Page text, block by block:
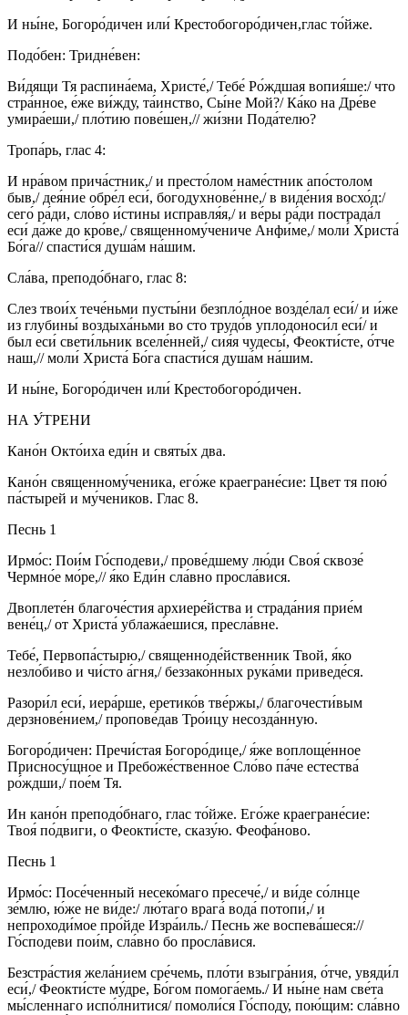
И ны́не, Богоро́дичен или́ Крестобогоро́дичен,глас то́йже.
Подо́бен: Тридне́вен:
Ви́дящи Тя распина́ема, Христе́,/ Тебе́ Ро́ждшая вопия́ше:/ что
стра́нное, е́же ви́жду, та́инство, Сы́не Мой?/ Ка́ко на Дре́ве
умира́еши,/ пло́тию пове́шен,// жи́зни Пода́телю?
Тропа́рь, глас 4:
И нра́вом прича́стник,/ и престо́лом наме́стник апо́столом
быв,/ дея́ние обре́л еси́, богодухнове́нне,/ в виде́ния восхо́д:/
сего́ ра́ди, сло́во и́стины исправля́я,/ и ве́ры ра́ди пострада́л
еси́ да́же до кро́ве,/ священному́чениче Анфи́ме,/ моли́ Христа́
Бо́га// спасти́ся душа́м на́шим.
Сла́ва, преподо́бнаго, глас 8:
Слез твои́х тече́ньми пусты́ни безпло́дное возде́лал еси́/ и и́же
из глубины́ воздыха́ньми во сто трудо́в уплодоноси́л еси́/ и
был еси́ свети́льник вселе́нней,/ сия́я чудесы́, Феокти́сте, о́тче
наш,// моли́ Христа́ Бо́га спасти́ся душа́м на́шим.
И ны́не, Богоро́дичен или́ Крестобогоро́дичен.
НА У́ТРЕНИ
Кано́н Окто́иха еди́н и святы́х два.
Кано́н священному́ченика, его́же краегране́сие: Цвет тя пою́
па́стырей и му́чеников. Глас 8.
Песнь 1
Ирмо́с: Пои́м Го́сподеви,/ прове́дшему лю́ди Своя́ сквозе́
Чермно́е мо́ре,// я́ко Еди́н сла́вно просла́вися.
Двоплете́н благоче́стия архиере́йства и страда́ния прие́м
вене́ц,/ от Христа́ ублажа́ешися, пресла́вне.
Тебе́, Первопа́стырю,/ священноде́йственник Твой, я́ко
незло́биво и чи́сто а́гня,/ беззако́нных рука́ми приведе́ся.
Разори́л еси́, иера́рше, еретико́в тве́ржы,/ благочести́вым
дерзнове́нием,/ пропове́дав Тро́ицу несозда́нную.
Богоро́дичен: Пречи́стая Богоро́дице,/ я́же воплоще́нное
Присносу́щное и Пребоже́ственное Сло́во па́че естества́
ро́ждши,/ пое́м Тя.
Ин кано́н преподо́бнаго, глас то́йже. Его́же краегране́сие:
Твоя́ по́двиги, о Феокти́сте, сказу́ю. Феофа́ново.
Песнь 1
Ирмо́с: Посе́ченный несеко́маго пресече́,/ и ви́де со́лнце
зе́млю, ю́же не ви́де:/ лю́таго врага́ вода́ потопи́,/ и
непроходи́мое про́йде Изра́иль./ Песнь же воспева́шеся://
Го́сподеви пои́м, сла́вно бо просла́вися.
Безстра́стия жела́нием сре́чемь, пло́ти взыгра́ния, о́тче, увяди́л
еси́,/ Феокти́сте му́дре, Бо́гом помога́емь./ И ны́не нам све́та
мы́сленнаго испо́лнитися/ помоли́ся Го́споду, пою́щим: сла́вно